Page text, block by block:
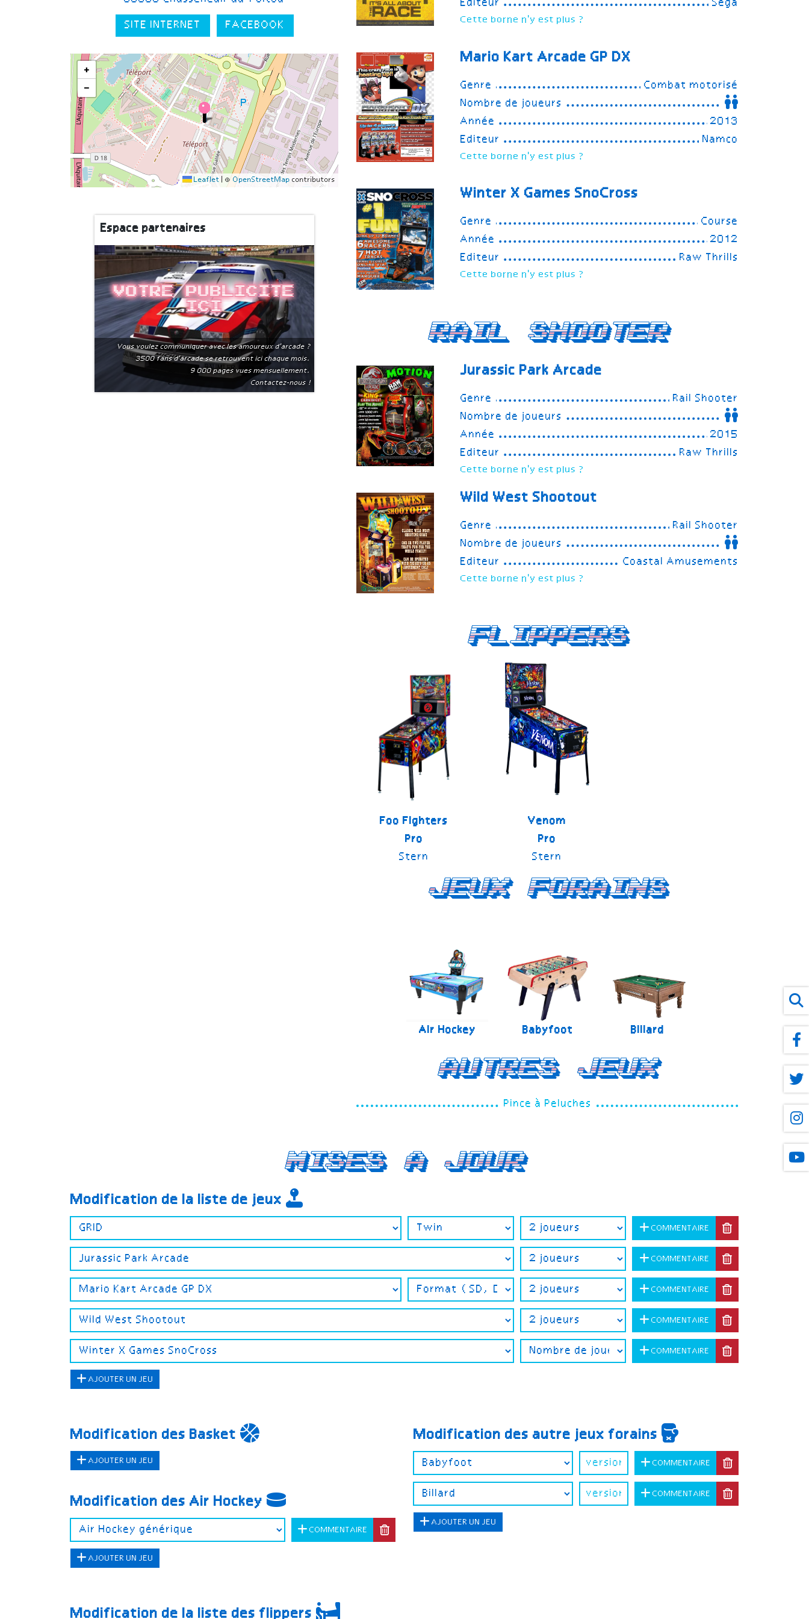
SITE INTERNET FACEBOOK
+
−
Leaflet © OpenStreetMap contributors
Espace partenaires
Votre publicite
ici
Vous voulez communiquer avec les amoureux d'arcade ?
3500 fans d'arcade se retrouvent ici chaque mois.
9 000 pages vues mensuellement.
Contactez-nous !
Editeur
Sega
Cette borne n'y est plus ?
Mario Kart Arcade GP DX
Genre
Combat motorisé
Nombre de joueurs
Année
2013
Editeur
Namco
Cette borne n'y est plus ?
Winter X Games SnoCross
Genre
Course
Année
2012
Editeur
Raw Thrills
Cette borne n'y est plus ?
Rail Shooter
Jurassic Park Arcade
Genre
Rail Shooter
Nombre de joueurs
Année
2015
Editeur
Raw Thrills
Cette borne n'y est plus ?
Wild West Shootout
Genre
Rail Shooter
Nombre de joueurs
Editeur
Coastal Amusements
Cette borne n'y est plus ?
Flippers
Foo Fighters
Pro
Stern
Venom
Pro
Stern
Jeux forains
Air Hockey Babyfoot Billard
Autres jeux
Pince à Peluches
Mises a jour
Modification de la liste de jeux
COMMENTAIRE
COMMENTAIRE
COMMENTAIRE
COMMENTAIRE
COMMENTAIRE
AJOUTER UN JEU
Modification des Basket
AJOUTER UN JEU
Modification des Air Hockey
COMMENTAIRE
AJOUTER UN JEU
Modification des autre jeux forains
COMMENTAIRE
COMMENTAIRE
AJOUTER UN JEU
Modification de la liste des flippers